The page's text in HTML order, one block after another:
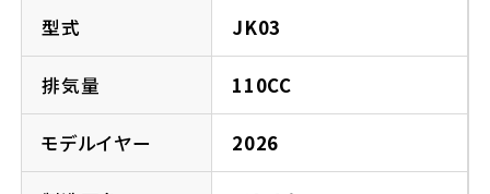
イベント
法人向けサービス
お問い合わせ
型式 JK03
排気量 110CC
モデルイヤー 2026
ホンダドリーム 宮城岩沼
福島県
ホンダドリーム 郡山
ホンダドリーム 板橋
ホンダドリーム 葛飾
ホンダドリーム 大田
ホンダドリーム 名古屋東
ホンダドリーム 一宮
ホンダドリーム 豊橋
ホンダドリーム 東淀川
ホンダドリーム 豊中
京都府
ホンダドリーム 福山
徳島県
ホンダドリーム 徳島
ホンダドリーム 福岡春日
ホンダドリーム 福岡西
熊本県